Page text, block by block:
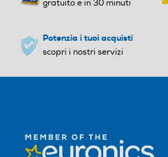
gratuito e in 30 minuti
Potenzia i tuoi acquisti
scopri i nostri servizi